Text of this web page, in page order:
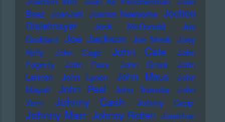
Baez JoanJett Joanna Newsome Jochen
Distelmayer
Jock McDonald
Joe
Goddard Joe Jackson Joe Meek Joey
Kelly
John Cage John Cale
John
Fogerty
John Foxx John Grant
John
Lennon
John Lydon John Maus
John
Mayall
John Peel John Travolta
John
Zorn
Johnny Cash Johnny Depp
Johnny Marr Johnny Rotten Jonathan